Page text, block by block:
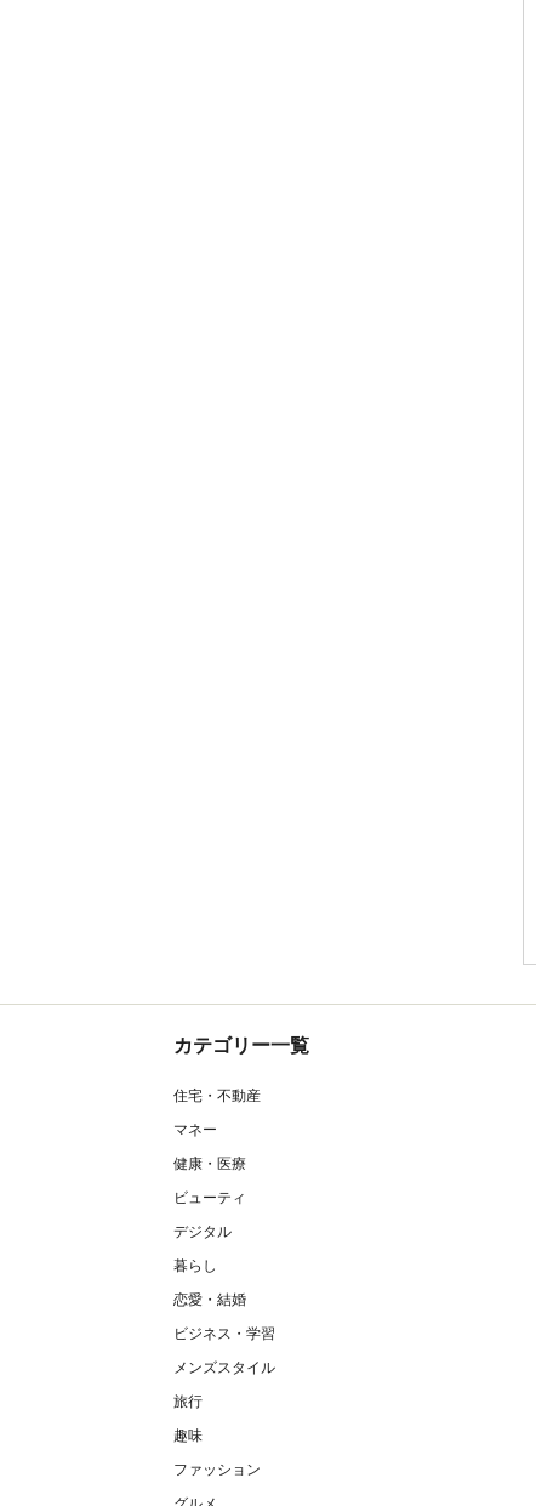
カテゴリー一覧
住宅・不動産
マネー
健康・医療
ビューティ
デジタル
暮らし
恋愛・結婚
ビジネス・学習
メンズスタイル
旅行
趣味
ファッション